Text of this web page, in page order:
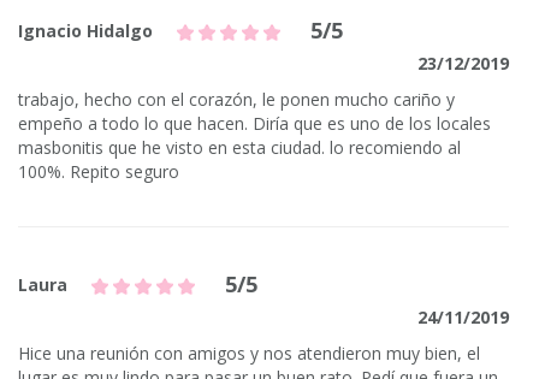
Ignacio Hidalgo 5/5
23/12/2019
trabajo, hecho con el corazón, le ponen mucho cariño y
empeño a todo lo que hacen. Diría que es uno de los locales
masbonitis que he visto en esta ciudad. lo recomiendo al
100%. Repito seguro
Laura 5/5
24/11/2019
Hice una reunión con amigos y nos atendieron muy bien, el